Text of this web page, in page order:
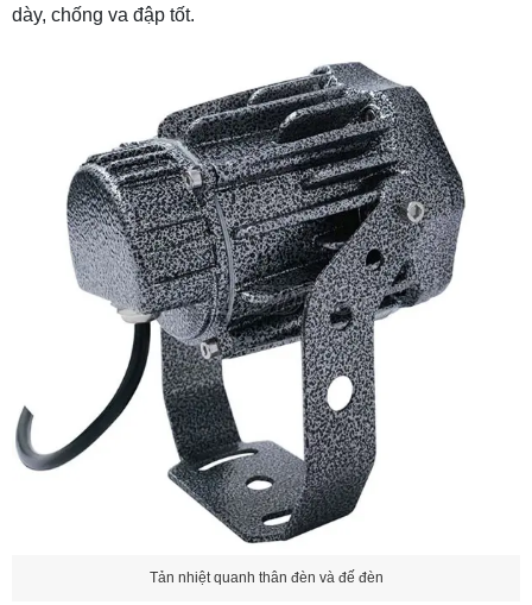
dày, chống va đập tốt.
Tản nhiệt quanh thân đèn và đế đèn